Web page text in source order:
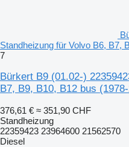
Standheizung für Volvo B6, B7,
7
Bürkert B9 (01.02-)
B7, B9, B10, B12 bus
376,61 € ≈ 351,90 CHF
Standheizung
22359423 23964600 21562570
Diesel